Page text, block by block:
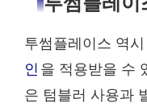
투썸플레이스 역
인 을 적용받을 수
은 텀블러 사용과